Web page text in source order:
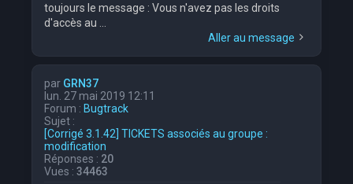
toujours le message : Vous n'avez pas les droits
d'accès au ...
Aller au message
par GRN37
lun. 27 mai 2019 12:11
Forum : Bugtrack
Sujet :
[Corrigé 3.1.42] TICKETS associés au groupe :
modification
Réponses : 20
Vues : 34463